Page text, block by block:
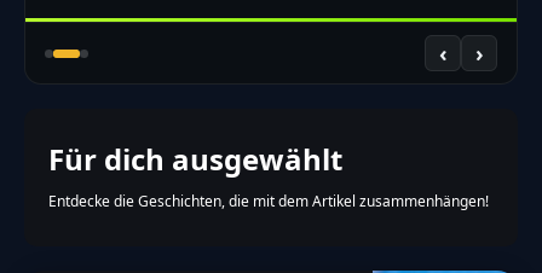
‹ ›
Für dich ausgewählt
Entdecke die Geschichten, die mit dem Artikel zusammenhängen!